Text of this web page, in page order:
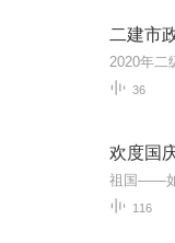
二建市
36
欢度国
116